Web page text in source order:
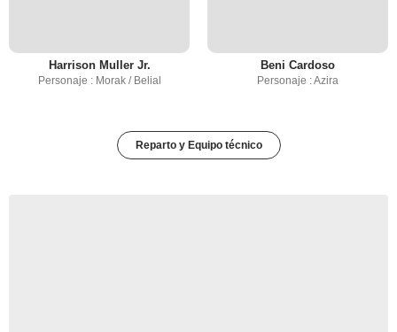
Harrison Muller Jr.
Personaje : Morak / Belial
Beni Cardoso
Personaje : Azira
Reparto y Equipo técnico